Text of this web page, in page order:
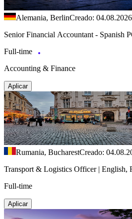
Alemania, BerlinCreado: 04.08.2026
Senior Financial Accountant - Spanish
Full-time
Accounting & Finance
Aplicar
Rumania, BucharestCreado:
Transport & Logistics Officer | English,
Full-time
Aplicar